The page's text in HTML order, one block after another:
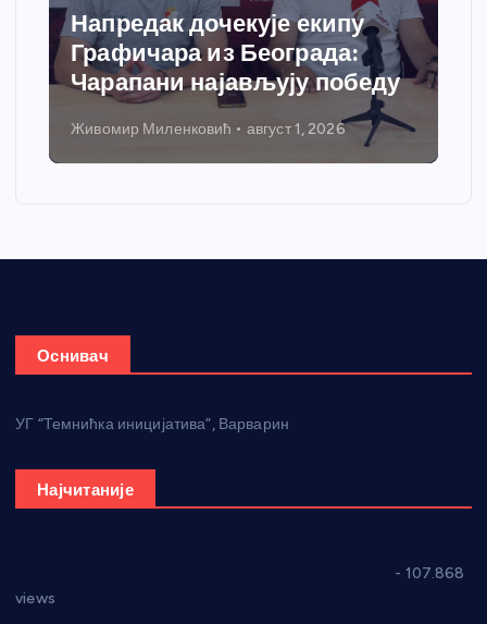
Напредак дочекује екипу
Графичара из Београда:
Чарапани најављују победу
Живомир Миленковић август 1, 2026
Оснивач
УГ “Темнићка иницијатива”, Варварин
Најчитаније
- 107.868
views